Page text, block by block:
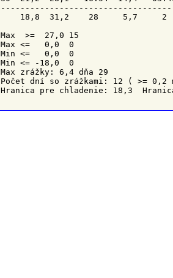
18,8  31,2    28     5,7     2
Max  >=  27,0 15
Max <=   0,0  0
Min <=   0,0  0
Min <= -18,0  0
Max zrážky: 6,4 dňa 29
Počet dní so zrážkami: 12 ( >= 0,2